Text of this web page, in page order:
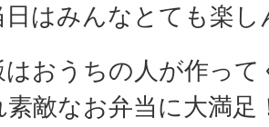
日はみんなとても楽
はおうちの人が作っ
素敵なお弁当に大満足